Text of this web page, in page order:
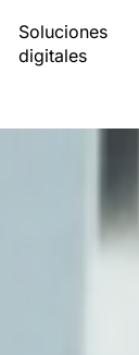
Soluciones
digitales